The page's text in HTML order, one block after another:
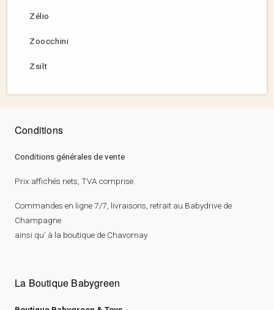
Zélio
Zoocchini
Zsilt
Conditions
Conditions générales de vente
Prix affichés nets, TVA comprise.
Commandes en ligne 7/7, livraisons, retrait au Babydrive de
Champagne
ainsi qu’ à la boutique de Chavornay
La Boutique Babygreen